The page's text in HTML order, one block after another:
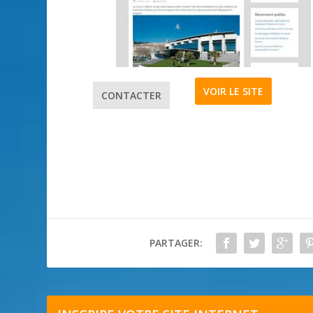
CONTACTER VOIR LE SITE
PARTAGER: